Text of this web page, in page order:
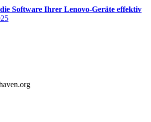
Software Ihrer Lenovo-Geräte effektiv